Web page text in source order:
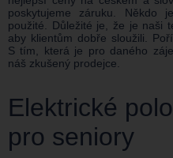
poskytujeme záruku. Někdo
použité. Důležité je, že je naši
aby klientům dobře sloužili.
S tím, která je pro daného
náš zkušený prodejce.
Elektrické
pro seniory